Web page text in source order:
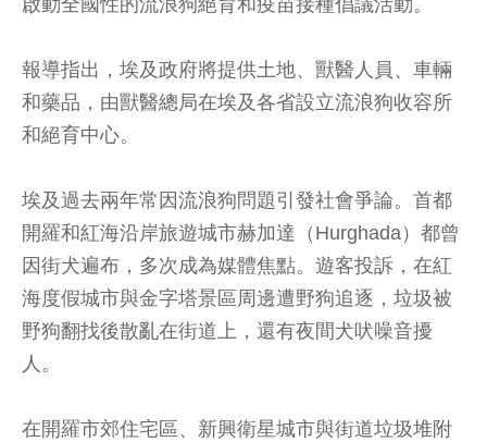
報導指出，埃及政府將提供土地、獸醫人員、車輛
和藥品，由獸醫總局在埃及各省設立流浪狗收容所
和絕育中心。
埃及過去兩年常因流浪狗問題引發社會爭論。首都
開羅和紅海沿岸旅遊城市赫加達（Hurghada）都曾
因街犬遍布，多次成為媒體焦點。遊客投訴，在紅
海度假城市與金字塔景區周邊遭野狗追逐，垃圾被
野狗翻找後散亂在街道上，還有夜間犬吠噪音擾
人。
在開羅市郊住宅區、新興衛星城市與街道垃圾堆附